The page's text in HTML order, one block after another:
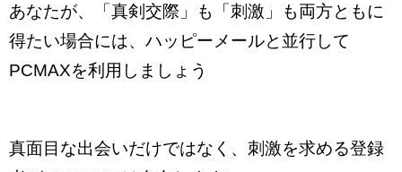
あなたが、「真剣交際」も「刺激」も両方ともに
得たい場合には、ハッピーメールと並行して
PCMAXを利用しましょう
真面目な出会いだけではなく、刺激を求める登録